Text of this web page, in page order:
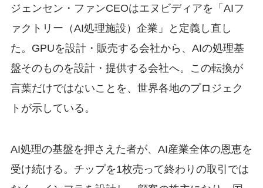
ジェンセン・ファンCEOはエヌビディアを「AIフ
ァクトリー（AI処理施設）企業」と定義し直し
た。GPUを設計・販売する会社から、AIの処理基
盤そのものを設計・提供する会社へ。この転換が
言葉だけではないことを、世界各地のプロジェク
トが示している。
AI処理の基盤を押さえた者が、AI産業全体の恩恵を
受け続ける。チップを1枚売って終わりの取引では